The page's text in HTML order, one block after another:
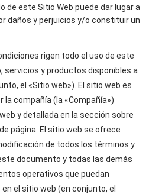
de este Sitio Web puede dar lugar a
daños y perjuicios y/o constituir un
rigen todo el uso de este
servicios y productos disponibles a
el «Sitio web»). El sitio web es
la compañía (la «Compañía»)
y detallada en la sección sobre
página. El sitio web se ofrece
de todos los términos y
documento y todas las demás
operativos que puedan
el sitio web (en conjunto, el